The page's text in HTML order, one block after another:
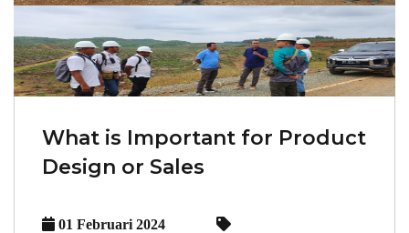
What is Important for Product
Design or Sales
01 Februari 2024